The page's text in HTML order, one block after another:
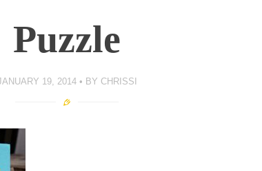
Puzzle
19, 2014 BY CHRISSI